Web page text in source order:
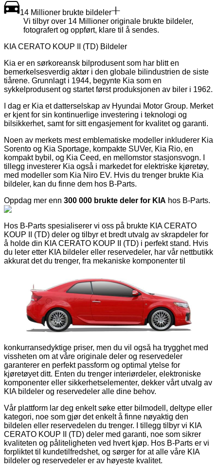
14 Millioner brukte bildeler
Vi tilbyr over 14 Millioner originale brukte bildeler,
fotografert og oppført, klare til å sendes.
KIA CERATO KOUP II (TD) Bildeler
Kia er en sørkoreansk bilprodusent som har blitt en
bemerkelsesverdig aktør i den globale bilindustrien de siste
tiårene. Grunnlagt i 1944, begynte Kia som en
sykkelprodusent og startet først produksjonen av biler i 1962.
I dag er Kia et datterselskap av Hyundai Motor Group. Merket
er kjent for sin kontinuerlige investering i teknologi og
bilsikkerhet, samt for sitt engasjement for kvalitet og garanti.
Noen av merkets mest emblematiske modeller inkluderer Kia
Sorento og Kia Sportage, kompakte SUVer, Kia Rio, en
kompakt bybil, og Kia Ceed, en mellomstor stasjonsvogn. I
tillegg investerer Kia også i markedet for elektriske kjøretøy,
med modeller som Kia Niro EV. Hvis du trenger brukte Kia
bildeler, kan du finne dem hos B-Parts.
Oppdag mer enn 300 000 brukte deler for KIA hos B-Parts.
Hos B-Parts spesialiserer vi oss på brukte KIA CERATO
KOUP II (TD) deler og tilbyr et bredt utvalg av skrapdeler for
å holde din KIA CERATO KOUP II (TD) i perfekt stand. Hvis
du leter etter KIA bildeler eller reservedeler, har vår nettbutikk
akkurat det du trenger, fra mekaniske komponenter til
KIA-deler er nøye inspisert for å sikre funksjonalitet og
holdbarhet, og gir et pålitelig og økonomisk alternativ til nye
Vår katalog inkluderer et bredt utvalg av skrapdeler og
reservedeler til KIA CERATO KOUP II (TD), som dekker alle
dine reparasjons- og vedlikeholdsbehov. Hos B-Parts vil du
konkurransedyktige priser, men du vil også ha trygghet med
vissheten om at våre originale deler og reservedeler
garanterer en perfekt passform og optimal ytelse for
kjøretøyet ditt. Enten du trenger interiørdeler, elektroniske
komponenter eller sikkerhetselementer, dekker vårt utvalg av
KIA bildeler og reservedeler alle dine behov.
Vår plattform lar deg enkelt søke etter bilmodell, deltype eller
kategori, noe som gjør det enkelt å finne nøyaktig den
bildelen eller reservedelen du trenger. I tillegg tilbyr vi KIA
CERATO KOUP II (TD) deler med garanti, noe som sikrer
kvaliteten og påliteligheten ved hvert kjøp. Hos B-Parts er vi
forpliktet til kundetilfredshet, og sørger for at alle våre KIA
bildeler og reservedeler er av høyeste kvalitet.